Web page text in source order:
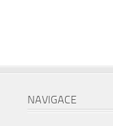
NAVIGACE